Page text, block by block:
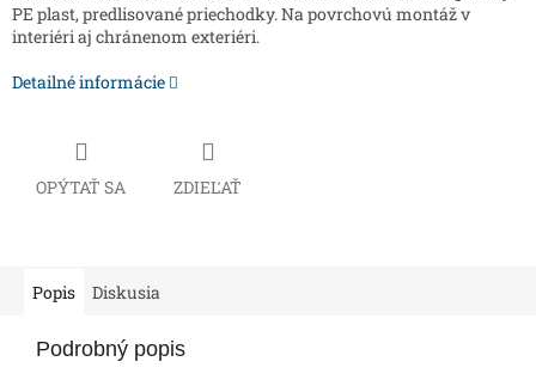
PE plast, predlisované priechodky. Na povrchovú montáž v
interiéri aj chránenom exteriéri.
Detailné informácie
OPÝTAŤ SA ZDIEĽAŤ
Popis Diskusia
Podrobný popis